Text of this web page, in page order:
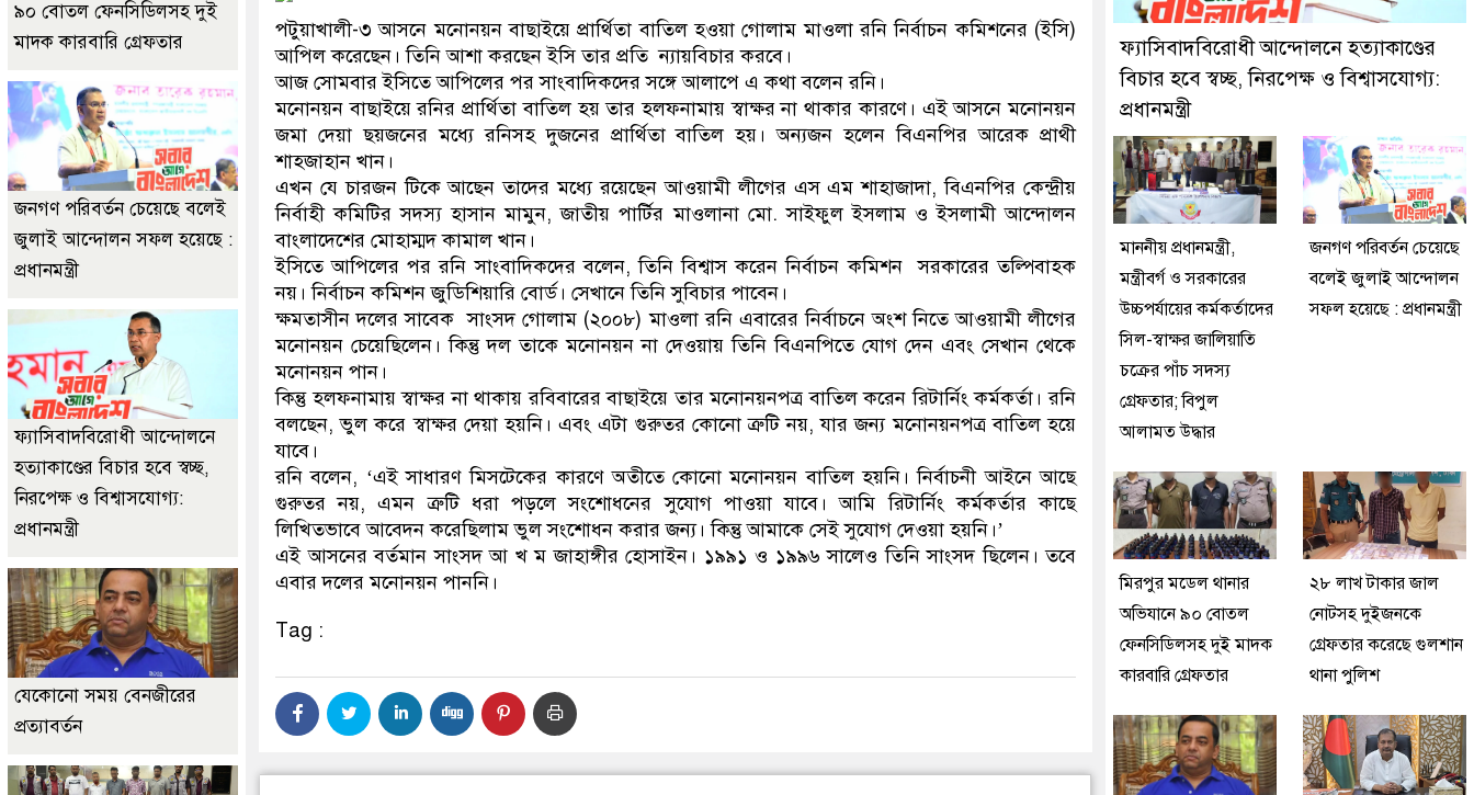
ডাকাতির প্রস্তুতিকালে দুইজনকে গ্রেফতার করেছে মিরপুর মডেল থানা পুলিশ
পটুয়াখালী-৩ আসনে মনোনয়ন বাছাইয়ে প্রার্থিতা বাতিল হওয়া গোলাম মাওলা রনি নির্বাচন কমিশনের (ইসি)
আপিল করেছেন। তিনি আশা করছেন ইসি তার প্রতি ন্যায়বিচার করবে।
আজ সোমবার ইসিতে আপিলের পর সাংবাদিকদের সঙ্গে আলাপে এ কথা বলেন রনি।
মনোনয়ন বাছাইয়ে রনির প্রার্থিতা বাতিল হয় তার হলফনামায় স্বাক্ষর না থাকার কারণে। এই আসনে মনোনয়ন
জমা দেয়া ছয়জনের মধ্যে রনিসহ দুজনের প্রার্থিতা বাতিল হয়। অন্যজন হলেন বিএনপির আরেক প্রাথী
শাহজাহান খান।
এখন যে চারজন টিকে আছেন তাদের মধ্যে রয়েছেন আওয়ামী লীগের এস এম শাহাজাদা, বিএনপির কেন্দ্রীয়
নির্বাহী কমিটির সদস্য হাসান মামুন, জাতীয় পার্টির মাওলানা মো. সাইফুল ইসলাম ও ইসলামী আন্দোলন
বাংলাদেশের মোহাম্মদ কামাল খান।
ইসিতে আপিলের পর রনি সাংবাদিকদের বলেন, তিনি বিশ্বাস করেন নির্বাচন কমিশন সরকারের তল্পিবাহক
নয়। নির্বাচন কমিশন জুডিশিয়ারি বোর্ড। সেখানে তিনি সুবিচার পাবেন।
ক্ষমতাসীন দলের সাবেক সাংসদ গোলাম (২০০৮) মাওলা রনি এবারের নির্বাচনে অংশ নিতে আওয়ামী লীগের
মনোনয়ন চেয়েছিলেন। কিন্তু দল তাকে মনোনয়ন না দেওয়ায় তিনি বিএনপিতে যোগ দেন এবং সেখান থেকে
মনোনয়ন পান।
কিন্তু হলফনামায় স্বাক্ষর না থাকায় রবিবারের বাছাইয়ে তার মনোনয়নপত্র বাতিল করেন রিটার্নিং কর্মকর্তা। রনি
বলছেন, ভুল করে স্বাক্ষর দেয়া হয়নি। এবং এটা গুরুতর কোনো ত্রুটি নয়, যার জন্য মনোনয়নপত্র বাতিল হয়ে
যাবে।
রনি বলেন, ‘এই সাধারণ মিসটেকের কারণে অতীতে কোনো মনোনয়ন বাতিল হয়নি। নির্বাচনী আইনে আছে
গুরুতর নয়, এমন ত্রুটি ধরা পড়লে সংশোধনের সুযোগ পাওয়া যাবে। আমি রিটার্নিং কর্মকর্তার কাছে
লিখিতভাবে আবেদন করেছিলাম ভুল সংশোধন করার জন্য। কিন্তু আমাকে সেই সুযোগ দেওয়া হয়নি।’
এই আসনের বর্তমান সাংসদ আ খ ম জাহাঙ্গীর হোসাইন। ১৯৯১ ও ১৯৯৬ সালেও তিনি সাংসদ ছিলেন। তবে
এবার দলের মনোনয়ন পাননি।
Tag :
৯০ বোতল ফেনসিডিলসহ দুই
মাদক কারবারি গ্রেফতার
জনগণ পরিবর্তন চেয়েছে বলেই
জুলাই আন্দোলন সফল হয়েছে :
প্রধানমন্ত্রী
ফ্যাসিবাদবিরোধী আন্দোলনে
হত্যাকাণ্ডের বিচার হবে স্বচ্ছ,
নিরপেক্ষ ও বিশ্বাসযোগ্য:
প্রধানমন্ত্রী
যেকোনো সময় বেনজীরের
প্রত্যাবর্তন
ফ্যাসিবাদবিরোধী আন্দোলনে হত্যাকাণ্ডের
বিচার হবে স্বচ্ছ, নিরপেক্ষ ও বিশ্বাসযোগ্য:
প্রধানমন্ত্রী
মাননীয় প্রধানমন্ত্রী,
মন্ত্রীবর্গ ও সরকারের
উচ্চপর্যায়ের কর্মকর্তাদের
সিল-স্বাক্ষর জালিয়াতি
চক্রের পাঁচ সদস্য
গ্রেফতার; বিপুল
আলামত উদ্ধার
জনগণ পরিবর্তন চেয়েছে
বলেই জুলাই আন্দোলন
সফল হয়েছে : প্রধানমন্ত্রী
মিরপুর মডেল থানার
অভিযানে ৯০ বোতল
ফেনসিডিলসহ দুই মাদক
কারবারি গ্রেফতার
২৮ লাখ টাকার জাল
নোটসহ দুইজনকে
গ্রেফতার করেছে গুলশান
থানা পুলিশ